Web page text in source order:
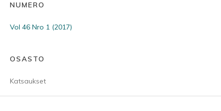
NUMERO
Vol 46 Nro 1 (2017)
OSASTO
Katsaukset